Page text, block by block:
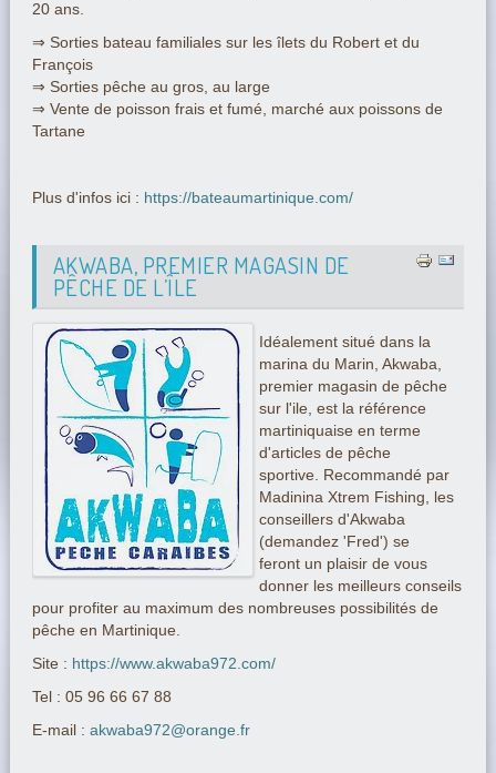
20 ans.
⇒ Sorties bateau familiales sur les îlets du Robert et du
François
⇒ Sorties pêche au gros, au large
⇒ Vente de poisson frais et fumé, marché aux poissons de
Tartane
Plus d'infos ici : https://bateaumartinique.com/
AKWABA, PREMIER MAGASIN DE
PÊCHE DE L’ÎLE
Idéalement situé dans la
marina du Marin, Akwaba,
premier magasin de pêche
sur l'ile, est la référence
martiniquaise en terme
d'articles de pêche
sportive. Recommandé par
Madinina Xtrem Fishing, les
conseillers d'Akwaba
(demandez 'Fred') se
feront un plaisir de vous
donner les meilleurs conseils
pour profiter au maximum des nombreuses possibilités de
pêche en Martinique.
Site : https://www.akwaba972.com/
Tel : 05 96 66 67 88
E-mail : akwaba972@orange.fr